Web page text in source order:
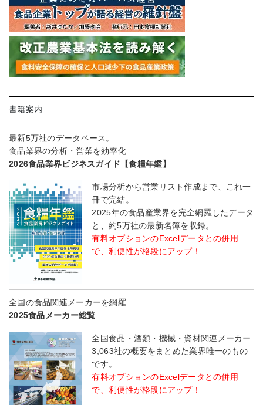
書籍案内
最新5万社のデータベース。
食品業界の分析・営業を効率化
2026食品業界ビジネスガイド【食糧年鑑】
市場分析から営業リスト作成まで、これ一
冊で完結。
2025年の食品産業界を完全網羅したデータ
と、約5万社の最新名簿を収録。
有料オプションのExcelデータとの併用
で、利便性が格段にアップ！
全国の食品関連メーカーを網羅――
2025食品メーカー総覧
全国食品・酒類・機械・資材関連メーカー
3,063社の概要をまとめた業界唯一のもの
です。
有料オプションのExcelデータとの併用
で、利便性が格段にアップ！